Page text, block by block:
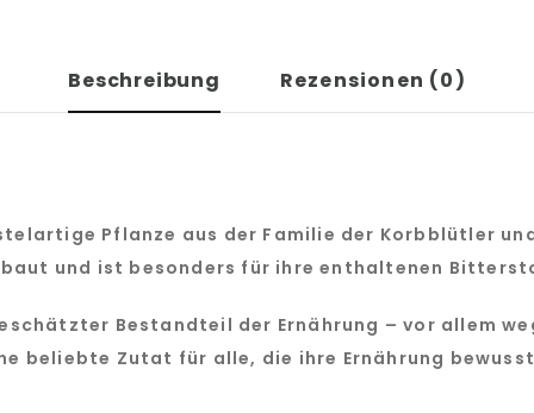
Beschreibung Rezensionen (0)
Pflanze aus der Familie der Korbblütler
und ist besonders für ihre enthaltenen
Bestandteil der Ernährung – vor allem
beliebte Zutat für alle, die ihre Ernährung